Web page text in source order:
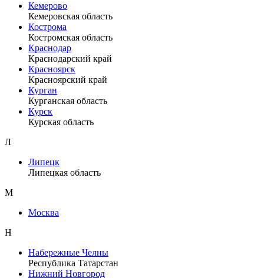
Кемерово
Кемеровская область
Кострома
Костромская область
Краснодар
Краснодарский край
Красноярск
Красноярский край
Курган
Курганская область
Курск
Курская область
Л
Липецк
Липецкая область
М
Москва
Н
Набережные Челны
Республика Татарстан
Нижний Новгород